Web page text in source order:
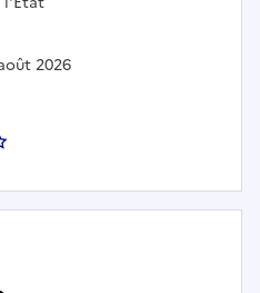
2026
TECHNIQUE DE